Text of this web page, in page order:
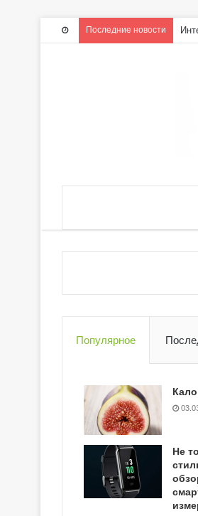
Последние новости
Популярное
Не